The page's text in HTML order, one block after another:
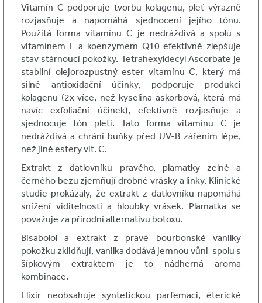
Vitamín C podporuje tvorbu kolagenu, pleť výrazně
rozjasňuje a napomáhá sjednocení jejího tónu.
Použitá forma vitamínu C je nedráždivá a spolu s
vitamínem E a koenzymem Q10 efektivně zlepšuje
stav stárnoucí pokožky. Tetrahexyldecyl Ascorbate je
stabilní olejorozpustný ester vitamínu C, který má
silné antioxidační účinky, podporuje produkci
kolagenu (2x více, než kyselina askorbová, která má
navíc exfoliační účinek), efektivně rozjasňuje a
sjednocuje tón pleti. Tato forma vitamínu C je
nedráždivá a chrání buňky před UV-B zářením lépe,
než jiné estery vit. C.
Extrakt z datlovníku pravého, plamatky zelné a
černého bezu zjemňují drobné vrásky a linky. Klinické
studie prokázaly, že extrakt z datlovníku napomáhá
snížení viditelnosti a hloubky vrásek. Plamatka se
považuje za přírodní alternativu botoxu.
Bisabolol a extrakt z pravé bourbonské vanilky
pokožku zklidňují, vanilka dodává jemnou vůni spolu s
šípkovým extraktem je to nádherná aroma
kombinace.
Elixír neobsahuje syntetickou parfemaci, éterické